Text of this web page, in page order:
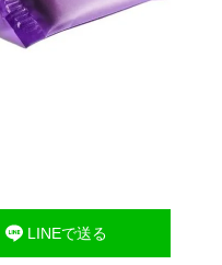
LINEで送る